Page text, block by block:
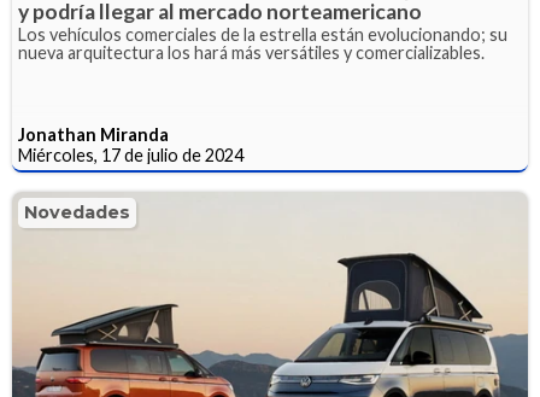
y podría llegar al mercado norteamericano
Los vehículos comerciales de la estrella están evolucionando; su
nueva arquitectura los hará más versátiles y comercializables.
Jonathan Miranda
Miércoles, 17 de julio de 2024
Novedades